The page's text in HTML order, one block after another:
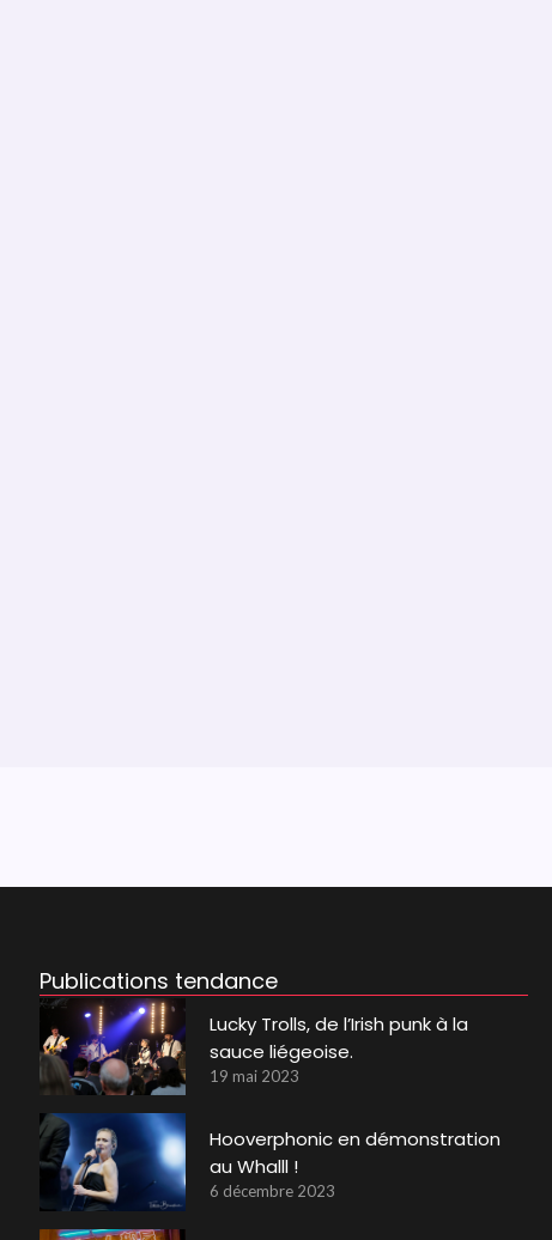
Publications tendance
Lucky Trolls, de l’Irish punk à la
sauce liégeoise.
19 mai 2023
Hooverphonic en démonstration
au Whalll !
6 décembre 2023